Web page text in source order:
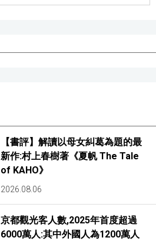
【書評】解讀以母女糾葛為題的最
新作:村上春樹著《夏帆 The Tale
of KAHO》
2026.08.06
京都觀光客人數,2025年首度超過
6000萬人:其中外國人為1200萬人